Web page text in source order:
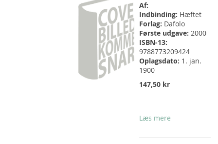
Af:
Indbinding: Hæftet
Forlag: Dafolo
Første udgave: 2000
ISBN-13:
9788773209424
Oplagsdato: 1. jan.
1900
147,50 kr
Læs mere